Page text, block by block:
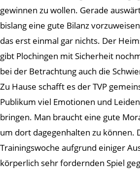
gewinnen zu wollen. Gerade
bislang eine gute Bilanz
das erst einmal gar nichts. Der
gibt Plochingen mit Sicherheit
bei der Betrachtung auch die
Zu Hause schafft es der TVP
Publikum viel Emotionen und
bringen. Man braucht eine gute
um dort dagegenhalten zu können.
Trainingswoche aufgrund einiger
körperlich sehr fordernden Spiel